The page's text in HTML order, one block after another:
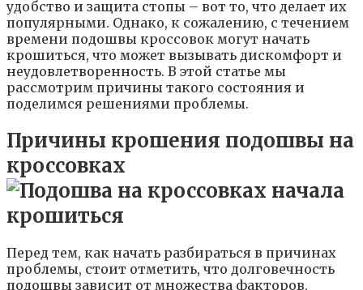
удобство и защита стопы – вот то, что делает их
популярными. Однако, к сожалению, с течением
времени подошвы кроссовок могут начать
крошиться, что может вызывать дискомфорт и
неудовлетворенность. В этой статье мы
рассмотрим причины такого состояния и
поделимся решениями проблемы.
Причины крошения подошвы на
кроссовках
Перед тем, как начать разбираться в причинах
проблемы, стоит отметить, что долговечность
подошвы зависит от множества факторов,